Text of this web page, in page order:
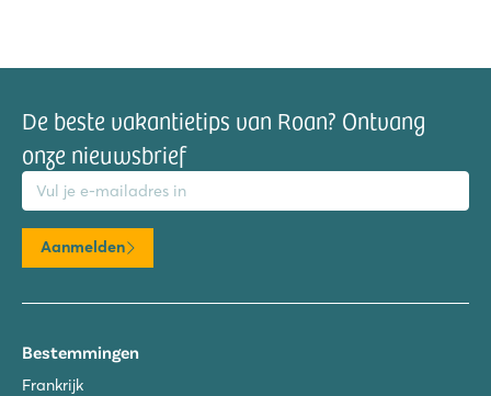
De beste vakantietips van Roan? Ontvang
onze nieuwsbrief
Aanmelden
Bestemmingen
Frankrijk